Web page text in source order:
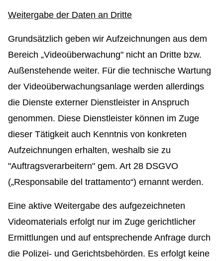
Weitergabe der Daten an Dritte
Grundsätzlich geben wir Aufzeichnungen aus dem
Bereich „Videoüberwachung" nicht an Dritte bzw.
Außenstehende weiter. Für die technische Wartung
der Videoüberwachungsanlage werden allerdings
die Dienste externer Dienstleister in Anspruch
genommen. Diese Dienstleister können im Zuge
dieser Tätigkeit auch Kenntnis von konkreten
Aufzeichnungen erhalten, weshalb sie zu
"Auftragsverarbeitern" gem. Art 28 DSGVO
(„Responsabile del trattamento“) ernannt werden.
Eine aktive Weitergabe des aufgezeichneten
Videomaterials erfolgt nur im Zuge gerichtlicher
Ermittlungen und auf entsprechende Anfrage durch
die Polizei- und Gerichtsbehörden. Es erfolgt keine